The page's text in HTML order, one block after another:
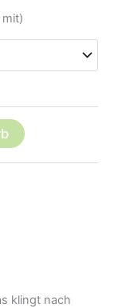
klingt nach